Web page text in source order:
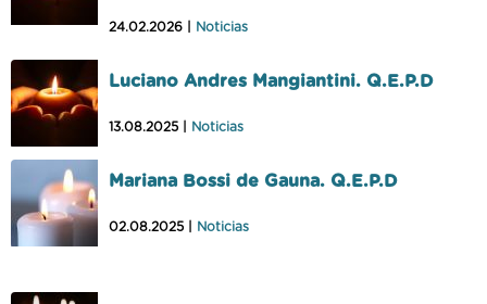
24.02.2026 | Noticias
Luciano Andres Mangiantini. Q.E.P.D
13.08.2025 | Noticias
Mariana Bossi de Gauna. Q.E.P.D
02.08.2025 | Noticias